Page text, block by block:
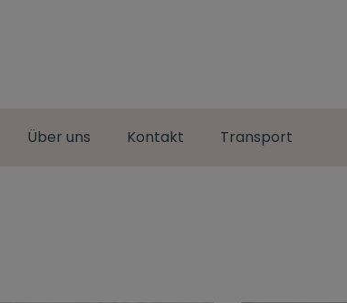
Über uns Kontakt Transport